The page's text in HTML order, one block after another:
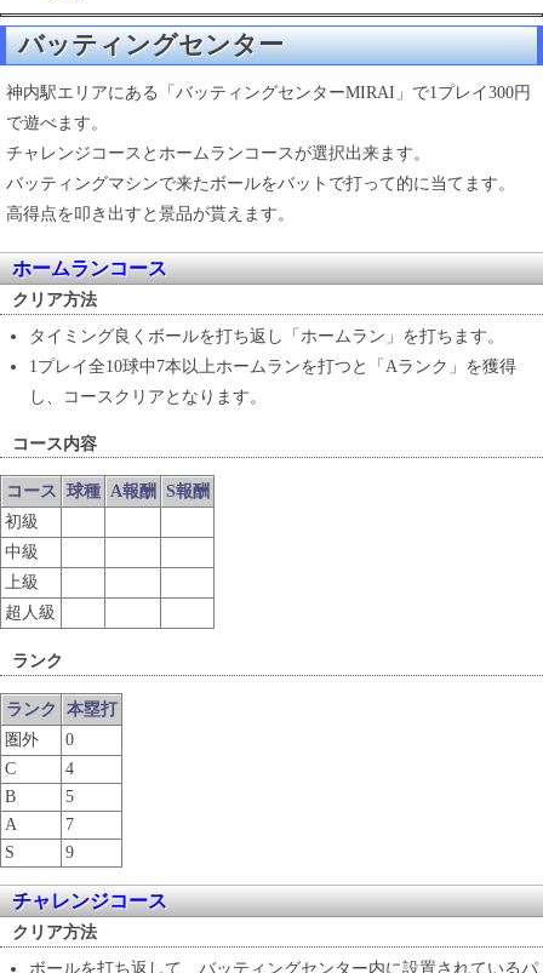
バッティングセンター
神内駅エリアにある「バッティングセンターMIRAI」で1プレイ300円
で遊べます。
チャレンジコースとホームランコースが選択出来ます。
バッティングマシンで来たボールをバットで打って的に当てます。
高得点を叩き出すと景品が貰えます。
ホームランコース
クリア方法
タイミング良くボールを打ち返し「ホームラン」を打ちます。
1プレイ全10球中7本以上ホームランを打つと「Aランク」を獲得
し、コースクリアとなります。
コース内容
コース 球種 A報酬 S報酬
初級
中級
上級
超人級
ランク
ランク
本塁打
圏外
0
C
4
B
5
A
7
S
9
チャレンジコース
クリア方法
ボールを打ち返して、バッティングセンター内に設置されているパ